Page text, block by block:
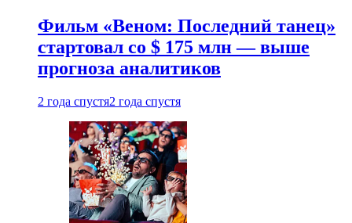
Фильм «Веном: Последний танец»
стартовал со $ 175 млн — выше
прогноза аналитиков
2 года спустя2 года спустя